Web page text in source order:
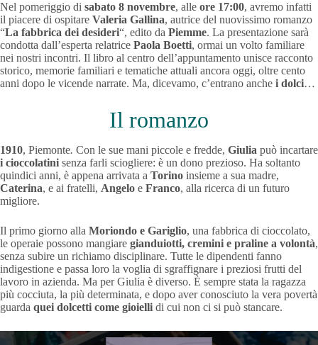
Nel pomeriggio di sabato 8 novembre, alle ore 17:00, avremo infatti
il piacere di ospitare Valeria Gallina, autrice del nuovissimo romanzo
“La fabbrica dei desideri“, edito da Piemme. La presentazione sarà
condotta dall’esperta relatrice Paola Boetti, ormai un volto familiare
nei nostri incontri. Il libro al centro dell’appuntamento unisce racconto
storico, memorie familiari e tematiche attuali ancora oggi, oltre cento
anni dopo le vicende narrate. Ma, dicevamo, c’entrano anche i dolci…
Il romanzo
1910, Piemonte. Con le sue mani piccole e fredde, Giulia può incartare
i cioccolatini senza farli sciogliere: è un dono prezioso. Ha soltanto
quindici anni, è appena arrivata a Torino insieme a sua madre,
Caterina, e ai fratelli, Angelo e Franco, alla ricerca di un futuro
migliore.
Il primo giorno alla Moriondo e Gariglio, una fabbrica di cioccolato,
le operaie possono mangiare gianduiotti, cremini e praline a volontà,
senza subire un richiamo disciplinare. Tutte le dipendenti fanno
indigestione e passa loro la voglia di sgraffignare i preziosi frutti del
lavoro in azienda. Ma per Giulia è diverso. È sempre stata la ragazza
più cocciuta, la più determinata, e dopo aver conosciuto la vera povertà
guarda quei dolcetti come gioielli di cui non ci si può stancare.